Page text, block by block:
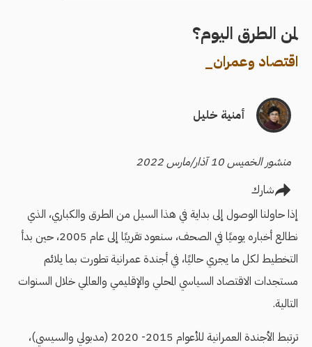
لمن الطرق اليوم؟
اقتصاد وعمران_
أمنية خليل
منشور الخميس 10 آذار/مارس 2022
شارك
إذا حاولنا الوصول إلى بداية في هذا السيل من الطرق والكباري، الذي
نطالع أخباره يوميًا في الصحف، سنعود تقريبًا إلى عام 2005، حين بدأ
التخطيط لكل ما يجري حاليًا، في أجندة عمرانية تطورت بما يلائم
مستجدات الاقتصاد السياسي المحلي والإقليمي والعالمي خلال السنوات
التالية.
ترتبط الأجندة العمرانية للأعوام 2015- 2020 (مدبولي والسيسي)،